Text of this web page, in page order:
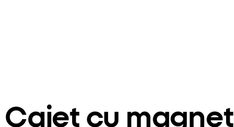
Caiet cu magnet